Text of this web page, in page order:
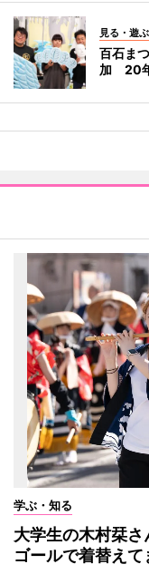
見る・遊ぶ
百石ま
加 20
学ぶ・知る
大学生の木村栞
ゴールで着替えて